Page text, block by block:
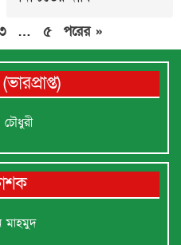
… ৫ পরের »
চৌধুরী
মাহমুদ